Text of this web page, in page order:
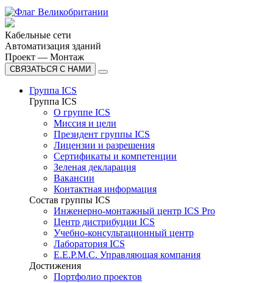
Кабельные сети
Автоматизация зданий
Проект — Монтаж
СВЯЗАТЬСЯ С НАМИ
Группа ICS
Группа ICS
О группе ICS
Миссия и цели
Президент группы ICS
Лицензии и разрешения
Сертификаты и компетенции
Зеленая декларация
Вакансии
Контактная информация
Состав группы ICS
Инженерно-монтажный центр ICS Pro
Центр дистрибуции ICS
Учебно-консультационный центр
Лаборатория ICS
E.E.P.M.C. Управляющая компания
Достижения
Портфолио проектов